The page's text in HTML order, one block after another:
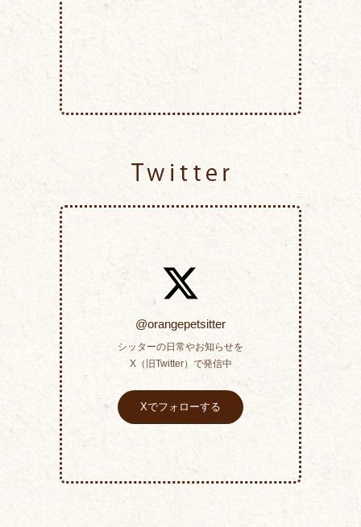
@orangepetsitter
シッターの日常やお知らせを
X（旧Twitter）で発信中
Xでフォローする